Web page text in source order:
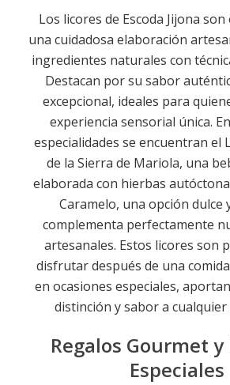
Los licores de Escoda Jijona
una cuidadosa elaboración
ingredientes naturales con
Destacan por su sabor
excepcional, ideales para
experiencia sensorial única.
especialidades se encuentran el
de la Sierra de Mariola, una
elaborada con hierbas
Caramelo, una opción dulce
complementa perfectamente
artesanales. Estos licores son
disfrutar después de una
en ocasiones especiales,
distinción y sabor a cualquier
Regalos Gourmet
Especiales